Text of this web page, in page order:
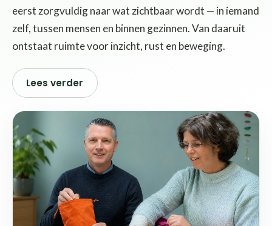
eerst zorgvuldig naar wat zichtbaar wordt — in iemand
zelf, tussen mensen en binnen gezinnen. Van daaruit
ontstaat ruimte voor inzicht, rust en beweging.
Lees verder